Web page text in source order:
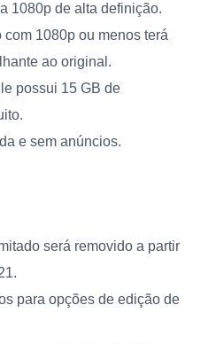
1080p de alta definição.
1080p ou menos terá
ao original.
possui 15 GB de
e sem anúncios.
será removido a partir
para opções de edição de